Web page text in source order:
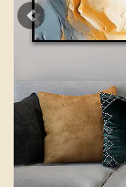
Previous